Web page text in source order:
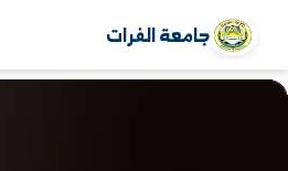
جامعة الفرات